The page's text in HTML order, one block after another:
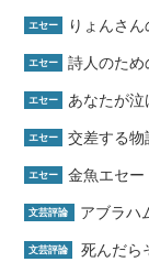
エセー りょんさ
エセー 詩人のた
エセー あなたが
エセー 交差する
エセー 金魚エセー
文芸評論 アブラ
文芸評論 死んだら